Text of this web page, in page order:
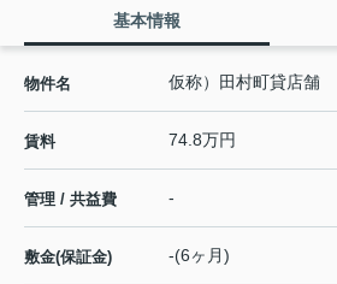
基本情報
物件名 仮称）田村町貸店舗
賃料 74.8万円
管理 / 共益費 -
敷金(保証金) -(6ヶ月)